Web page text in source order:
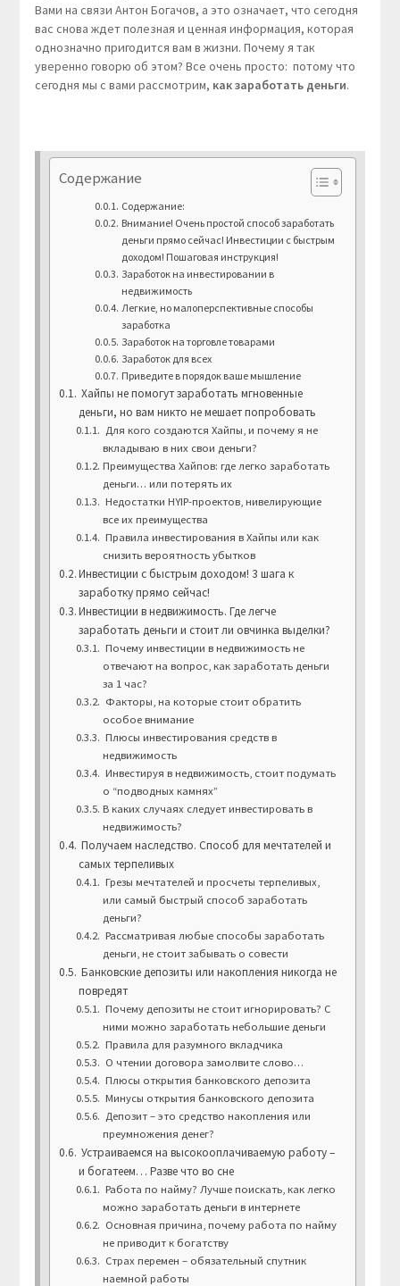
Вами на связи Антон Богачов, а это означает, что сегодня
вас снова ждет полезная и ценная информация, которая
однозначно пригодится вам в жизни. Почему я так
уверенно говорю об этом? Все очень просто: потому что
сегодня мы с вами рассмотрим, как заработать деньги.
Содержание
Содержание:
Внимание! Очень простой способ заработать
деньги прямо сейчас! Инвестиции с быстрым
доходом! Пошаговая инструкция!
Заработок на инвестировании в
недвижимость
Легкие, но малоперспективные способы
заработка
Заработок на торговле товарами
Заработок для всех
Приведите в порядок ваше мышление
Хайпы не помогут заработать мгновенные
деньги, но вам никто не мешает попробовать
Для кого создаются Хайпы, и почему я не
вкладываю в них свои деньги?
Преимущества Хайпов: где легко заработать
деньги… или потерять их
Недостатки HYIP-проектов, нивелирующие
все их преимущества
Правила инвестирования в Хайпы или как
снизить вероятность убытков
Инвестиции с быстрым доходом! 3 шага к
заработку прямо сейчас!
Инвестиции в недвижимость. Где легче
заработать деньги и стоит ли овчинка выделки?
Почему инвестиции в недвижимость не
отвечают на вопрос, как заработать деньги
за 1 час?
Факторы, на которые стоит обратить
особое внимание
Плюсы инвестирования средств в
недвижимость
Инвестируя в недвижимость, стоит подумать
о “подводных камнях”
В каких случаях следует инвестировать в
недвижимость?
Получаем наследство. Способ для мечтателей и
самых терпеливых
Грезы мечтателей и просчеты терпеливых,
или самый быстрый способ заработать
деньги?
Рассматривая любые способы заработать
деньги, не стоит забывать о совести
Банковские депозиты или накопления никогда не
повредят
Почему депозиты не стоит игнорировать? С
ними можно заработать небольшие деньги
Правила для разумного вкладчика
О чтении договора замолвите слово…
Плюсы открытия банковского депозита
Минусы открытия банковского депозита
Депозит – это средство накопления или
преумножения денег?
Устраиваемся на высокооплачиваемую работу –
и богатеем… Разве что во сне
Работа по найму? Лучше поискать, как легко
можно заработать деньги в интернете
Основная причина, почему работа по найму
не приводит к богатству
Страх перемен – обязательный спутник
наемной работы